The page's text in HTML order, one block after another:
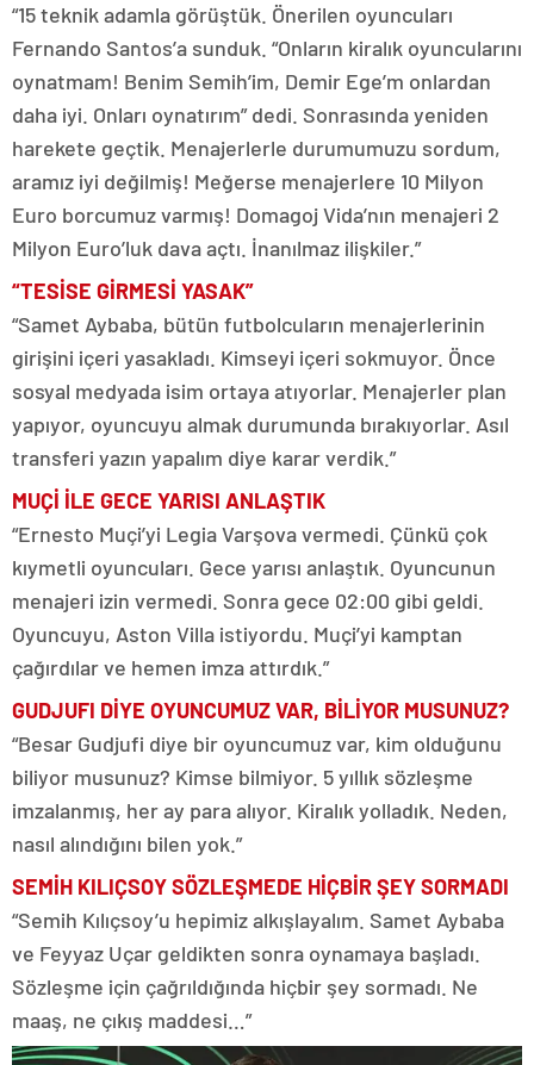
“15 teknik adamla görüştük. Önerilen oyuncuları
Fernando Santos’a sunduk. “Onların kiralık oyuncularını
oynatmam! Benim Semih’im, Demir Ege’m onlardan
daha iyi. Onları oynatırım” dedi. Sonrasında yeniden
harekete geçtik. Menajerlerle durumumuzu sordum,
aramız iyi değilmiş! Meğerse menajerlere 10 Milyon
Euro borcumuz varmış! Domagoj Vida’nın menajeri 2
Milyon Euro’luk dava açtı. İnanılmaz ilişkiler.”
“TESİSE GİRMESİ YASAK”
“Samet Aybaba, bütün futbolcuların menajerlerinin
girişini içeri yasakladı. Kimseyi içeri sokmuyor. Önce
sosyal medyada isim ortaya atıyorlar. Menajerler plan
yapıyor, oyuncuyu almak durumunda bırakıyorlar. Asıl
transferi yazın yapalım diye karar verdik.”
MUÇİ İLE GECE YARISI ANLAŞTIK
“Ernesto Muçi’yi Legia Varşova vermedi. Çünkü çok
kıymetli oyuncuları. Gece yarısı anlaştık. Oyuncunun
menajeri izin vermedi. Sonra gece 02:00 gibi geldi.
Oyuncuyu, Aston Villa istiyordu. Muçi’yi kamptan
çağırdılar ve hemen imza attırdık.”
GUDJUFI DİYE OYUNCUMUZ VAR, BİLİYOR MUSUNUZ?
“Besar Gudjufi diye bir oyuncumuz var, kim olduğunu
biliyor musunuz? Kimse bilmiyor. 5 yıllık sözleşme
imzalanmış, her ay para alıyor. Kiralık yolladık. Neden,
nasıl alındığını bilen yok.”
SEMİH KILIÇSOY SÖZLEŞMEDE HİÇBİR ŞEY SORMADI
“Semih Kılıçsoy’u hepimiz alkışlayalım. Samet Aybaba
ve Feyyaz Uçar geldikten sonra oynamaya başladı.
Sözleşme için çağrıldığında hiçbir şey sormadı. Ne
maaş, ne çıkış maddesi…”